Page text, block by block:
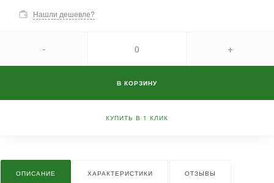
Нашли дешевле?
- +
В КОРЗИНУ
КУПИТЬ В 1 КЛИК
ОПИСАНИЕ ХАРАКТЕРИСТИКИ ОТЗЫВЫ